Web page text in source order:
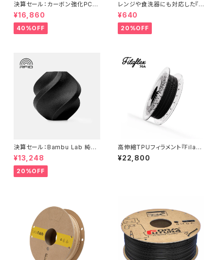
決算セール：カーボン強化PCフ
ィラメント『Kratos PC CF10』
¥16,860
40%OFF
レンジや食洗器にも対応した『C
entaur PP』：お試しサンプル 5
M
¥640
20%OFF
決算セール：Bambu Lab 純正
『PA6-GF』
¥13,248
20%OFF
高伸縮TPUフィラメント『Filafl
ex 70A』
¥22,800